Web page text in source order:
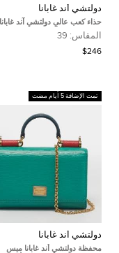
دولتشي أند غابانا
حذاء كعب عالي دولتشي آند غابانا
مزخرف بلون أخضر مرقش جلد
السحلية مقاس 39
المقاس: 39
$246
تمت الإضافة 5 أيام مضت
دولتشي أند غابانا
محفظة دولتشي أند غابانا ميس